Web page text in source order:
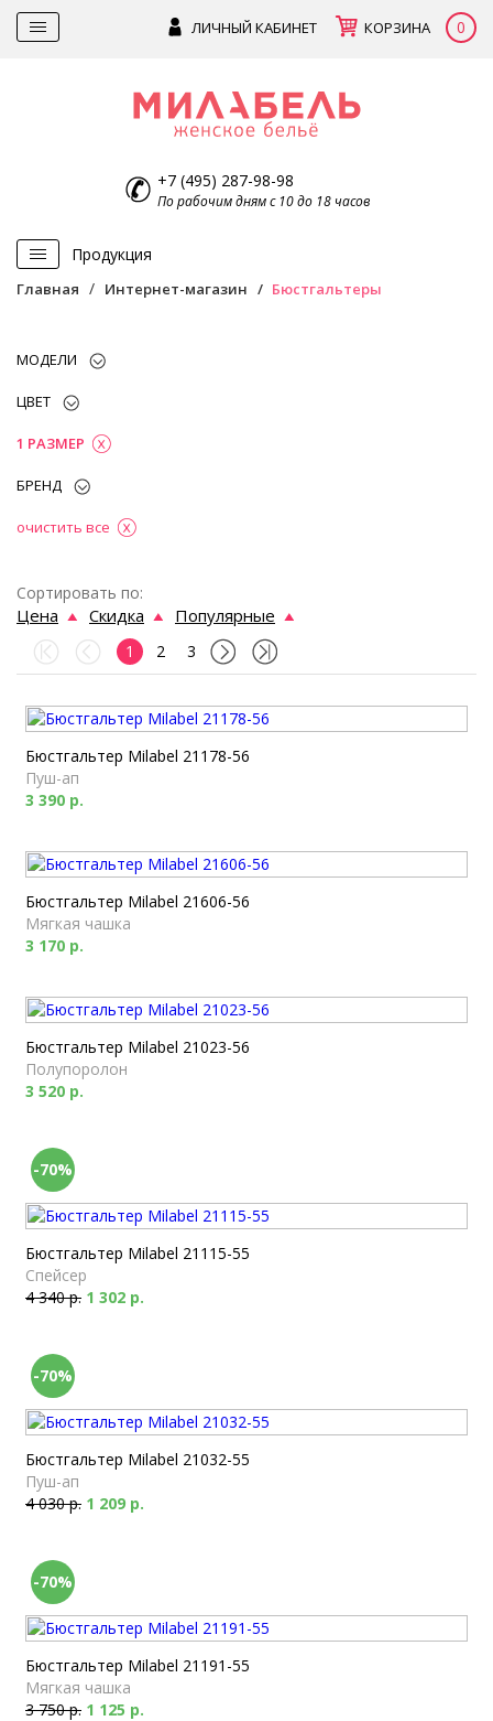
ЛИЧНЫЙ КАБИНЕТ КОРЗИНА 0
+7 (495) 287-98-98
По рабочим дням с 10 до 18 часов
Продукция
Главная Интернет-магазин Бюстгальтеры
МОДЕЛИ
ЦВЕТ
1 РАЗМЕР
БРЕНД
очистить все
Сортировать по:
Цена Скидка Популярные
1 2 3
Бюстгальтер Milabel 21178-56
Пуш-ап
3 390 р.
Бюстгальтер Milabel 21606-56
Мягкая чашка
3 170 р.
Бюстгальтер Milabel 21023-56
Полупоролон
3 520 р.
-70%
Бюстгальтер Milabel 21115-55
Спейсер
4 340 р. 1 302 р.
-70%
Бюстгальтер Milabel 21032-55
Пуш-ап
4 030 р. 1 209 р.
-70%
Бюстгальтер Milabel 21191-55
Мягкая чашка
3 750 р. 1 125 р.